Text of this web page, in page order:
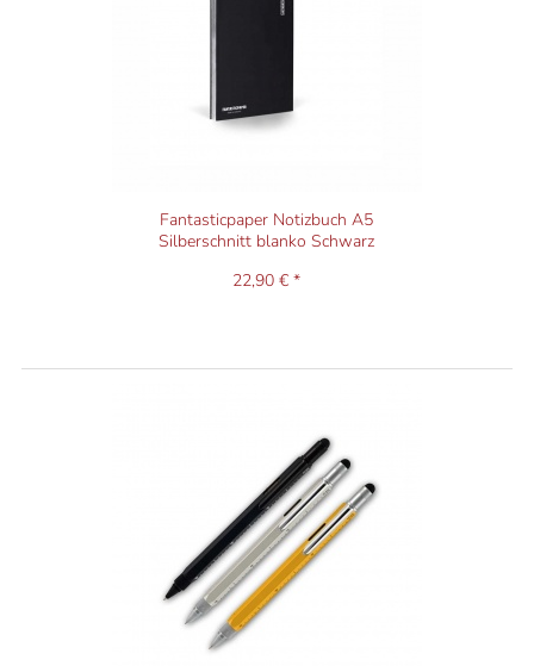
Fantasticpaper Notizbuch A5
Silberschnitt blanko Schwarz
22,90 € *